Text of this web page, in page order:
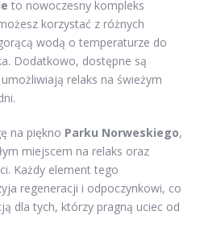
to nowoczesny kompleks
korzystać z różnych
wodą o temperaturze do
Dodatkowo, dostępne są
relaks na świeżym
na piękno Parku Norweskiego,
miejscem na relaks oraz
Każdy element tego
regeneracji i odpoczynkowi, co
dla tych, którzy pragną uciec od